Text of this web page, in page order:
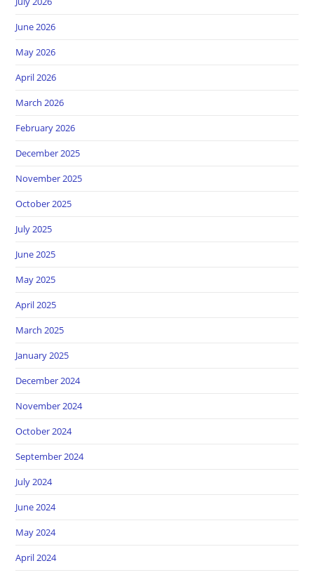
June 2026
May 2026
April 2026
March 2026
February 2026
December 2025
November 2025
October 2025
July 2025
June 2025
May 2025
April 2025
March 2025
January 2025
December 2024
November 2024
October 2024
September 2024
July 2024
June 2024
May 2024
April 2024